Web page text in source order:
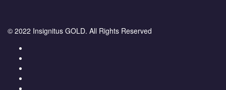
© 2022 Insignitus GOLD. All Rights Reserved